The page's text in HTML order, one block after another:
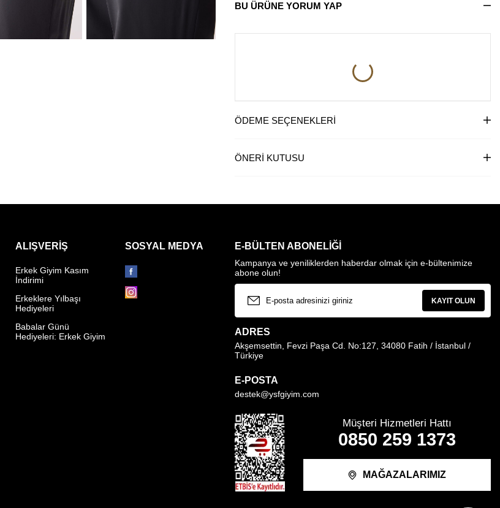
BU ÜRÜNE YORUM YAP
ÖDEME SEÇENEKLERI
ÖNERI KUTUSU
ALIŞVERIŞ
Erkek Giyim Kasım
İndirimi
Erkeklere Yılbaşı
Hediyeleri
Babalar Günü
Hediyeleri: Erkek Giyim
SOSYAL MEDYA E-BÜLTEN ABONELIĞI
Kampanya ve yeniliklerden haberdar olmak için e-bültenimize
abone olun!
KAYIT OLUN
ADRES
Akşemsettin, Fevzi Paşa Cd. No:127, 34080 Fatih / İstanbul /
Türkiye
E-POSTA
destek@ysfgiyim.com
Müşteri Hizmetleri Hattı
0850 259 1373
MAĞAZALARIMIZ